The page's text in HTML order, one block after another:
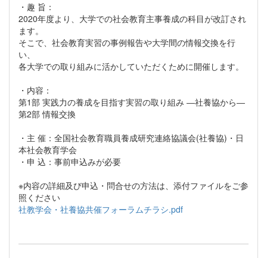
・趣 旨：
2020年度より、大学での社会教育主事養成の科目が改訂され
ます。
そこで、社会教育実習の事例報告や大学間の情報交換を行
い、
各大学での取り組みに活かしていただくために開催します。
・内容：
第1部 実践力の養成を目指す実習の取り組み ―社養協から―
第2部 情報交換
・主 催：全国社会教育職員養成研究連絡協議会(社養協)・日
本社会教育学会
・申 込：事前申込みが必要
※内容の詳細及び申込・問合せの方法は、添付ファイルをご参
照ください
社教学会・社養協共催フォーラムチラシ.pdf